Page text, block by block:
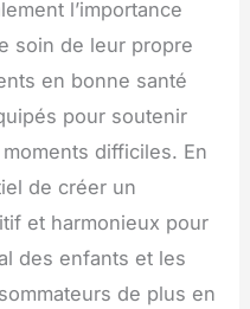
l’importance
soin de leur propre
en bonne santé
pour soutenir
difficiles. En
de créer un
et harmonieux pour
des enfants et les
de plus en